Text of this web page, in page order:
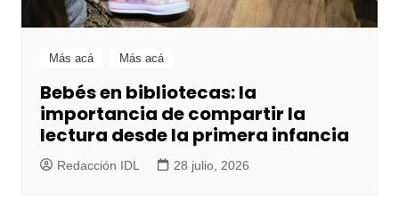
Más acá Más acá
Bebés en bibliotecas: la
importancia de compartir la
lectura desde la primera infancia
Redacción IDL 28 julio, 2026